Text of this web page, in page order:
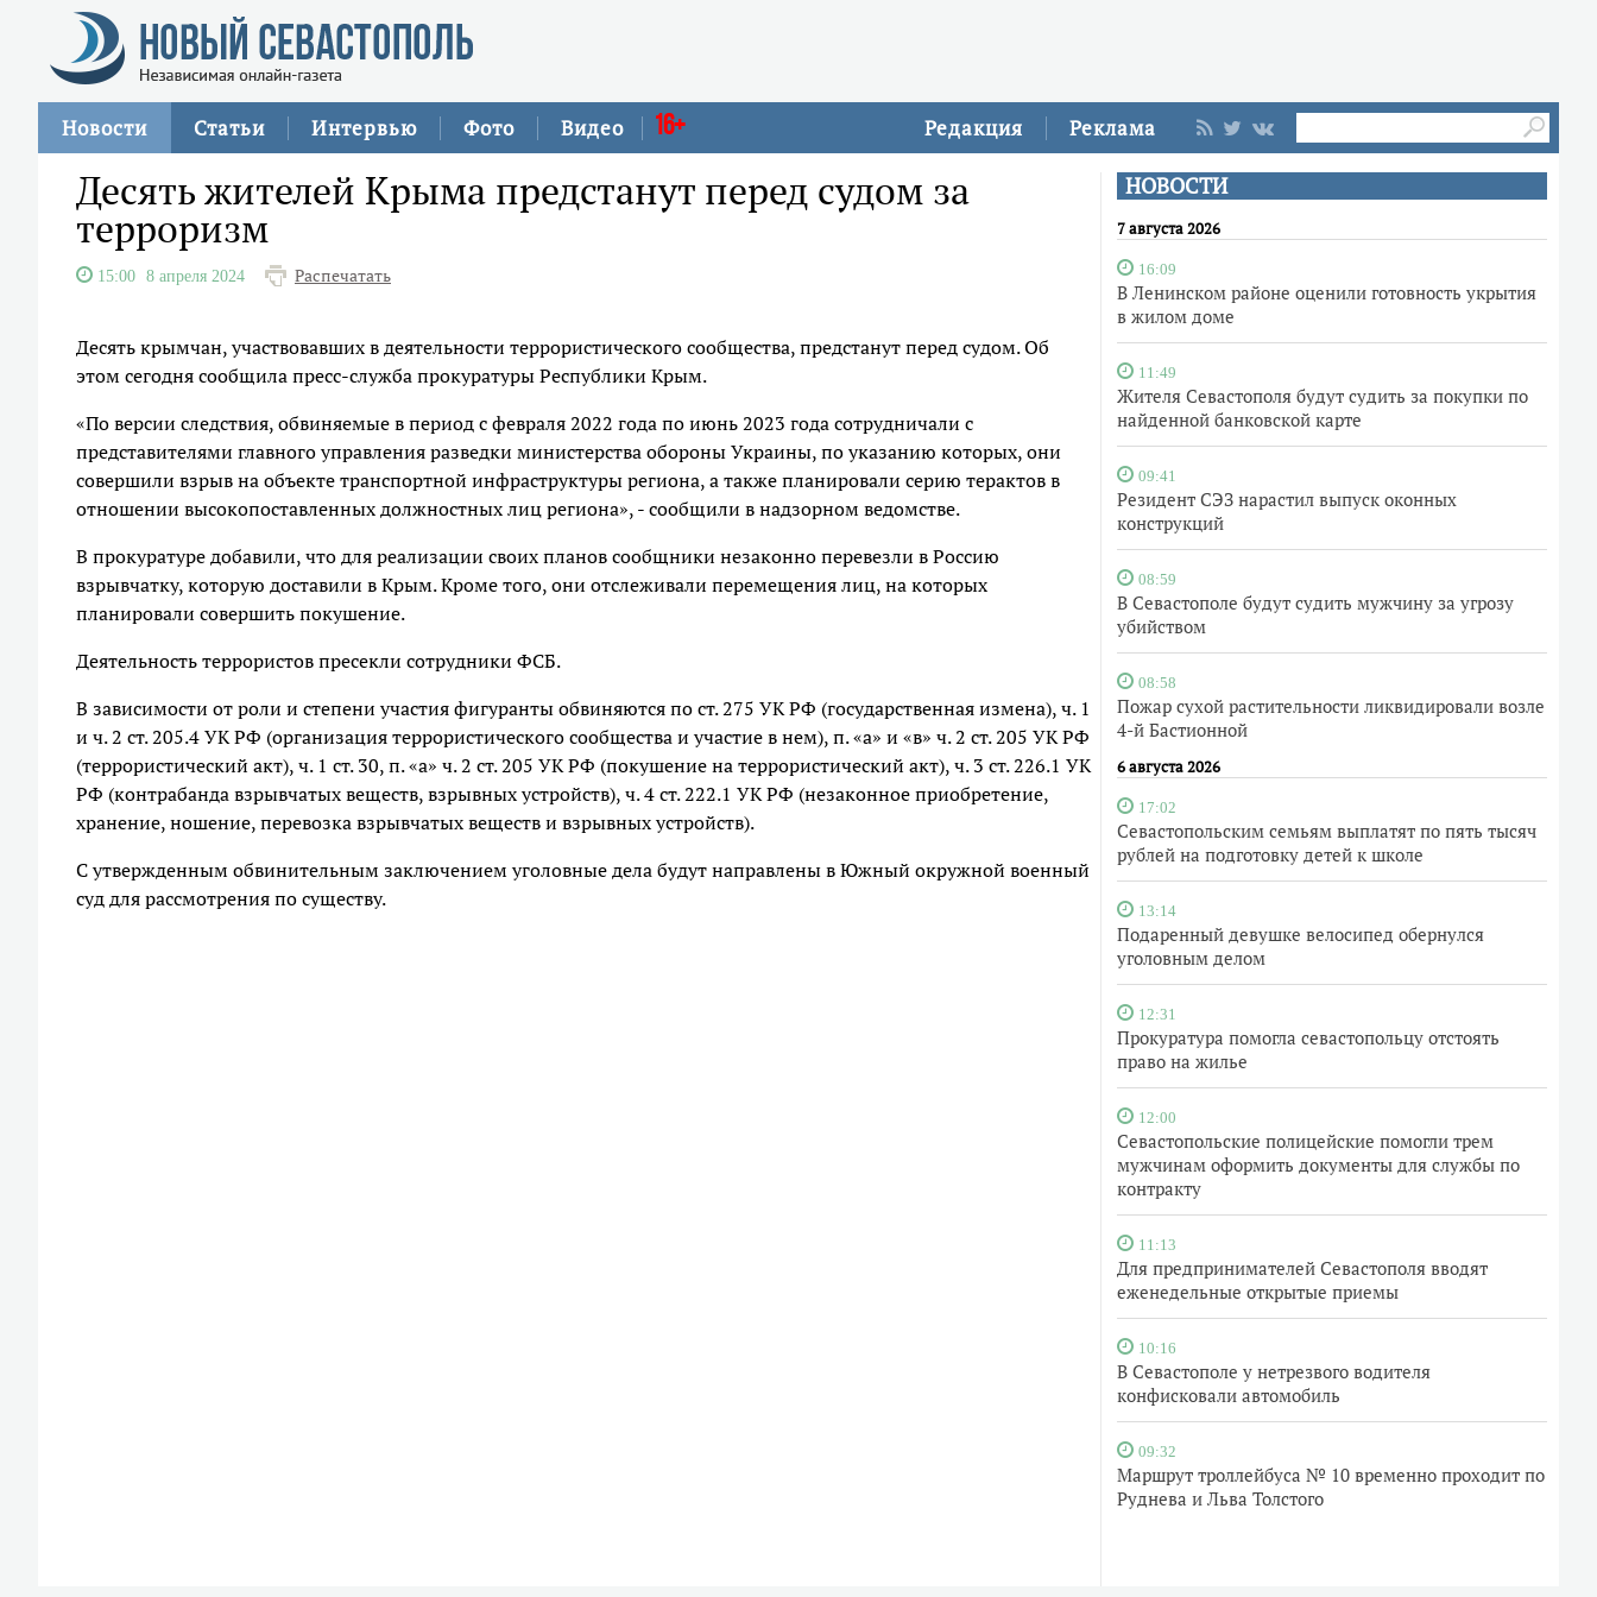
Редакция Реклама
Новости Статьи Интервью Фото Видео 16+
НОВОСТИ
7 августа 2026
16:09
В Ленинском районе оценили готовность укрытия
в жилом доме
11:49
Жителя Севастополя будут судить за покупки по
найденной банковской карте
09:41
Резидент СЭЗ нарастил выпуск оконных
конструкций
08:59
В Севастополе будут судить мужчину за угрозу
убийством
08:58
Пожар сухой растительности ликвидировали возле
4-й Бастионной
6 августа 2026
17:02
Севастопольским семьям выплатят по пять тысяч
рублей на подготовку детей к школе
13:14
Подаренный девушке велосипед обернулся
уголовным делом
12:31
Прокуратура помогла севастопольцу отстоять
право на жилье
12:00
Севастопольские полицейские помогли трем
мужчинам оформить документы для службы по
контракту
11:13
Для предпринимателей Севастополя вводят
еженедельные открытые приемы
10:16
В Севастополе у нетрезвого водителя
конфисковали автомобиль
09:32
Маршрут троллейбуса № 10 временно проходит по
Руднева и Льва Толстого
Десять жителей Крыма предстанут перед судом за
терроризм
15:00 8 апреля 2024 Распечатать
Десять крымчан, участвовавших в деятельности террористического сообщества, предстанут перед судом. Об
этом сегодня сообщила пресс-служба прокуратуры Республики Крым.
«По версии следствия, обвиняемые в период с февраля 2022 года по июнь 2023 года сотрудничали с
представителями главного управления разведки министерства обороны Украины, по указанию которых, они
совершили взрыв на объекте транспортной инфраструктуры региона, а также планировали серию терактов в
отношении высокопоставленных должностных лиц региона», - сообщили в надзорном ведомстве.
В прокуратуре добавили, что для реализации своих планов сообщники незаконно перевезли в Россию
взрывчатку, которую доставили в Крым. Кроме того, они отслеживали перемещения лиц, на которых
планировали совершить покушение.
Деятельность террористов пресекли сотрудники ФСБ.
В зависимости от роли и степени участия фигуранты обвиняются по ст. 275 УК РФ (государственная измена), ч. 1
и ч. 2 ст. 205.4 УК РФ (организация террористического сообщества и участие в нем), п. «а» и «в» ч. 2 ст. 205 УК РФ
(террористический акт), ч. 1 ст. 30, п. «а» ч. 2 ст. 205 УК РФ (покушение на террористический акт), ч. 3 ст. 226.1 УК
РФ (контрабанда взрывчатых веществ, взрывных устройств), ч. 4 ст. 222.1 УК РФ (незаконное приобретение,
хранение, ношение, перевозка взрывчатых веществ и взрывных устройств).
С утвержденным обвинительным заключением уголовные дела будут направлены в Южный окружной военный
суд для рассмотрения по существу.